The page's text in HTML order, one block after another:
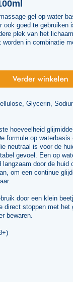
gel op water
ook goed te gebruiken
plek van het
in combinatie
Glycerin,
hoeveelheid
formule op
neutraal is voor de
gevoel. Een op
door de huid
om een continue
door een klein
direct stoppen met het
bewaren.